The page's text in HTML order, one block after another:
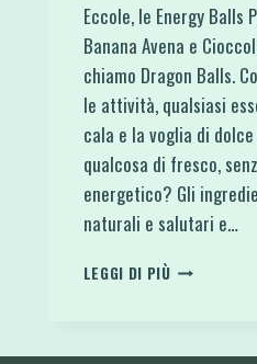
Eccole, le Energy Balls
Banana Avena e
chiamo Dragon Balls.
le attività, qualsiasi
cala e la voglia di
qualcosa di fresco,
energetico? Gli
naturali e salutari e…
LEGGI DI PIÙENERGY
BANANA